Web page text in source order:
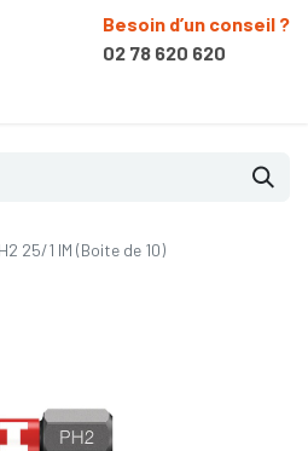
Besoin d’un conseil ?
02 78 620 620
25/1 IM (Boite de 10)